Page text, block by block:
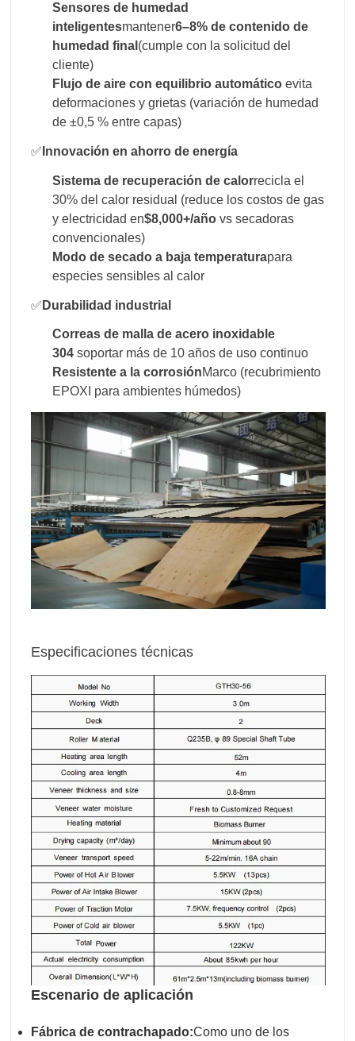
Sensores de humedad
inteligentesmantener6–8% de contenido de
humedad final (cumple con la solicitud del
cliente)
Flujo de aire con equilibrio automático evita
deformaciones y grietas (variación de humedad
de ±0,5 % entre capas)
✅ Innovación en ahorro de energía
Sistema de recuperación de calorrecicla el
30% del calor residual (reduce los costos de gas
y electricidad en$8,000+/año vs secadoras
convencionales)
Modo de secado a baja temperaturapara
especies sensibles al calor
✅ Durabilidad industrial
Correas de malla de acero inoxidable
304 soportar más de 10 años de uso continuo
Resistente a la corrosiónMarco (recubrimiento
EPOXI para ambientes húmedos)
Especificaciones técnicas
Escenario de aplicación
Fábrica de contrachapado:Como uno de los